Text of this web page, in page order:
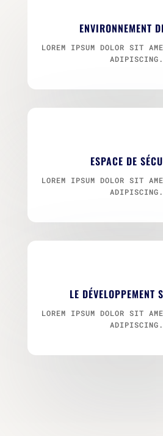
ENVIRONNEMENT
LOREM IPSUM DOLOR SIT
ADIPISCING.
ESPACE DE
LOREM IPSUM DOLOR SIT
ADIPISCING.
LE DÉVELOPPEMENT
LOREM IPSUM DOLOR SIT
ADIPISCING.